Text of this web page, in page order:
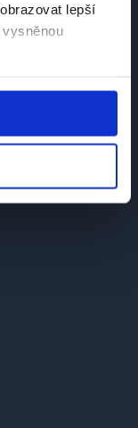
lepší